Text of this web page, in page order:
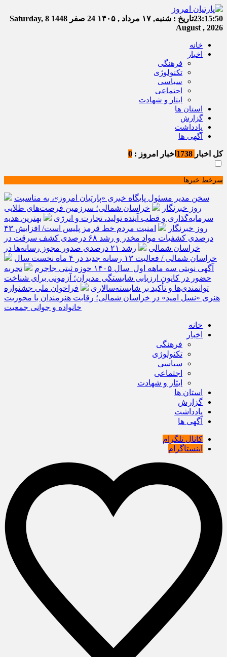
23:15:51تاریخ : شنبه, ۱۷ مرداد , ۱۴۰۵ 24 صفر 1448
Saturday, 8
August , 2026
خانه
اخبار
فرهنگی
تکنولوژی
سیاسی
اجتماعی
ایثار و شهادت
استان ها
گزارش
یادداشت
آگهی ها
کل اخبار اخبار امروز : 0
سرخط خبرها
سخن مدیر مسئول پایگاه خبری «پارتیان امروز»، به مناسبت
روز خبرنگار
خراسان شمالی؛ سرزمین فرصت‌های طلایی
سرمایه‌گذاری و قطب آینده تولید، تجارت و انرژی
بهترین هدیه
روز خبرنگار
امنیت مردم خط قرمز پلیس است/ افزایش ۴۳
درصدی کشفیات مواد مخدر و رشد ۶۸ درصدی کشف سرقت در
خراسان شمالی
رشد ۲۱ درصدی صدور مجوز رسانه‌ها در
خراسان شمالی / فعالیت ۱۳ رسانه جدید در ۴ ماه نخست سال
آگهی نوبتی سه ماهه اول سال ۱۴۰۵ حوزه ثبتی جاجرم
تجربه
حضور در کانون ارزیابی شایستگی مدیران؛ آزمونی برای شناخت
توانمندی‌ها و تأکید بر شایسته‌سالاری
فراخوان ملی جشنواره
هنری «نسل امید» در خراسان شمالی؛ رقابت هنرمندان با محوریت
خانواده و جوانی جمعیت
خانه
اخبار
فرهنگی
تکنولوژی
سیاسی
اجتماعی
ایثار و شهادت
استان ها
گزارش
یادداشت
آگهی ها
کانال تلگرام
اینستاگرام